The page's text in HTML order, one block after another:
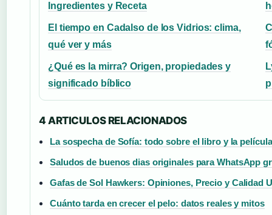
Ingredientes y Receta
El tiempo en Cadalso de los Vidrios: clima,
qué ver y más
¿Qué es la mirra? Origen, propiedades y
significado bíblico
4 ARTICULOS RELACIONADOS
La sospecha de Sofía: todo sobre el libro y la película
Saludos de buenos di­as originales para WhatsApp
Gafas de Sol Hawkers: Opiniones, Precio y Calidad
Cuánto tarda en crecer el pelo: datos reales y mitos